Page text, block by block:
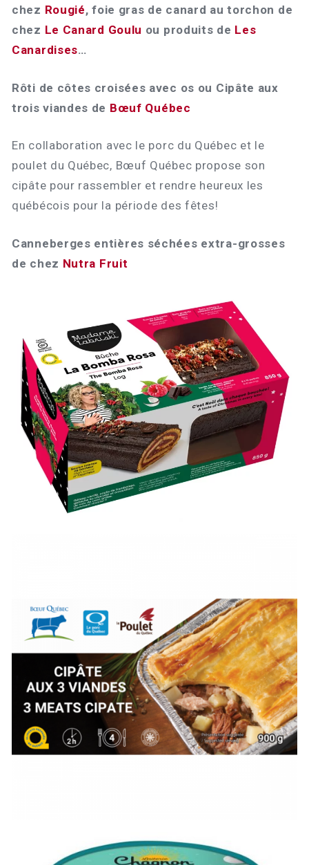
chez Rougié, foie gras de canard au torchon de
chez Le Canard Goulu ou produits de Les
Canardises…
Rôti de côtes croisées avec os ou Cipâte aux
trois viandes de Bœuf Québec
En collaboration avec le porc du Québec et le
poulet du Québec, Bœuf Québec propose son
cipâte pour rassembler et rendre heureux les
québécois pour la période des fêtes!
Canneberges entières séchées extra-grosses
de chez Nutra Fruit